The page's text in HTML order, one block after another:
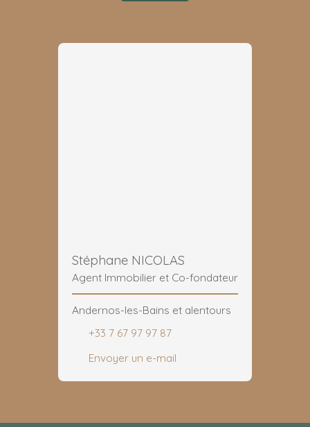
Stéphane NICOLAS
Agent Immobilier et Co-fondateur
Andernos-les-Bains et alentours
+33 7 67 97 97 87
Envoyer un e-mail